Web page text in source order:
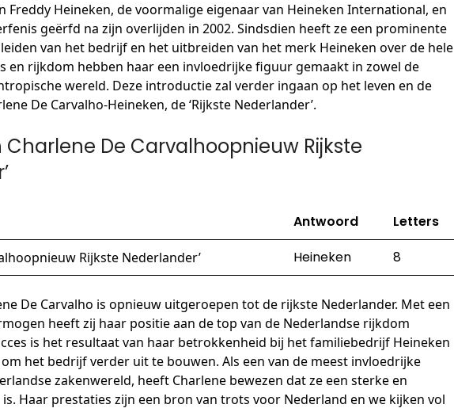
Freddy Heineken, de voormalige eigenaar van Heineken International, en
geërfd na zijn overlijden in 2002. Sindsdien heeft ze een prominente
van het bedrijf en het uitbreiden van het merk Heineken over de hele
en rijkdom hebben haar een invloedrijke figuur gemaakt in zowel de
wereld. Deze introductie zal verder ingaan op het leven en de
De Carvalho-Heineken, de ‘Rijkste Nederlander’.
De Carvalhoopnieuw Rijkste
Antwoord Letters
Rijkste Nederlander’ Heineken 8
De Carvalho is opnieuw uitgeroepen tot de rijkste Nederlander. Met een
heeft zij haar positie aan de top van de Nederlandse rijkdom
is het resultaat van haar betrokkenheid bij het familiebedrijf Heineken
het bedrijf verder uit te bouwen. Als een van de meest invloedrijke
zakenwereld, heeft Charlene bewezen dat ze een sterke en
Haar prestaties zijn een bron van trots voor Nederland en we kijken vol